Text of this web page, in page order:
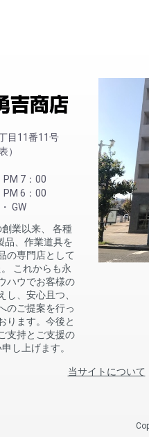
目11番11号
）
PM 7：00
PM 6：00
GW
業以来、 各種
品、作業道具を
の専門店として
これからも永
ハウでお客様の
し、安心且つ、
のご提案を行っ
ります。今後と
支持とご支援の
し上げます。
当サイトについて